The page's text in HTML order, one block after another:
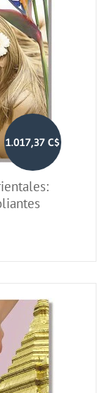
1.017,37 C$